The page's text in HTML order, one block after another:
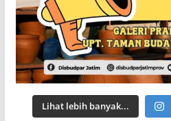
Lihat lebih banyak...